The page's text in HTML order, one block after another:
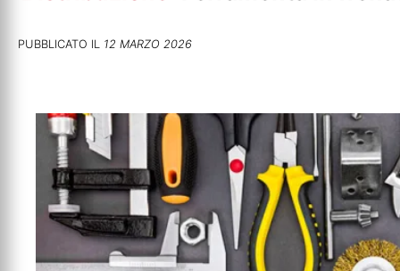
PUBBLICATO IL 12 MARZO 2026